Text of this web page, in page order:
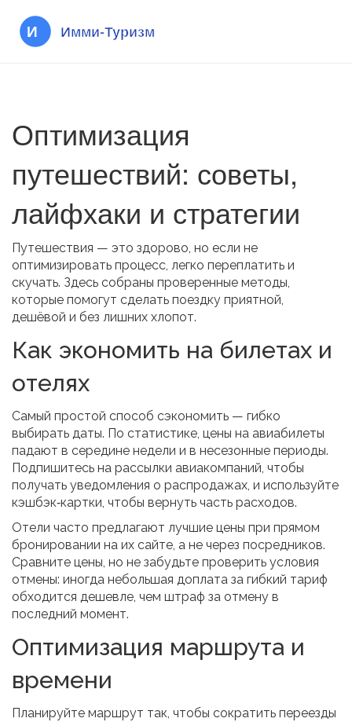
Оптимизация
путешествий: советы,
лайфхаки и стратегии
Путешествия — это здорово, но если не
оптимизировать процесс, легко переплатить и
скучать. Здесь собраны проверенные методы,
которые помогут сделать поездку приятной,
дешёвой и без лишних хлопот.
Как экономить на билетах и
отелях
Самый простой способ сэкономить — гибко
выбирать даты. По статистике, цены на авиабилеты
падают в середине недели и в несезонные периоды.
Подпишитесь на рассылки авиакомпаний, чтобы
получать уведомления о распродажах, и используйте
кэшбэк‑картки, чтобы вернуть часть расходов.
Отели часто предлагают лучшие цены при прямом
бронировании на их сайте, а не через посредников.
Сравните цены, но не забудьте проверить условия
отмены: иногда небольшая доплата за гибкий тариф
обходится дешевле, чем штраф за отмену в
последний момент.
Оптимизация маршрута и
времени
Планируйте маршрут так, чтобы сократить переезды